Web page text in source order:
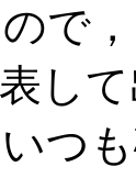
で
し
つ